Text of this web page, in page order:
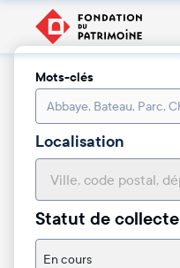
Mots-clés
Localisation
Statut de collecte
En cours